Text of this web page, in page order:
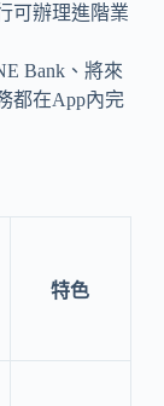
可辦理進階業
Bank、將來
都在App內完
特色